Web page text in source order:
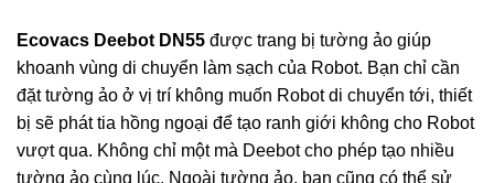
Ecovacs Deebot DN55 được trang bị tường ảo giúp
khoanh vùng di chuyển làm sạch của Robot. Bạn chỉ cần
đặt tường ảo ở vị trí không muốn Robot di chuyển tới, thiết
bị sẽ phát tia hồng ngoại để tạo ranh giới không cho Robot
vượt qua. Không chỉ một mà Deebot cho phép tạo nhiều
tường ảo cùng lúc. Ngoài tường ảo, bạn cũng có thể sử